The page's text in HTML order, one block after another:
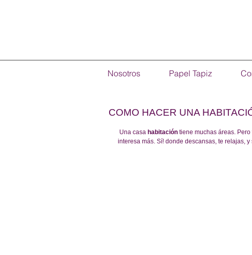
Nosotros Papel Tapiz
COMO HACER UNA
Una casa habitación tiene muchas áreas.
interesa más. Sí! donde descansas, te relajas,